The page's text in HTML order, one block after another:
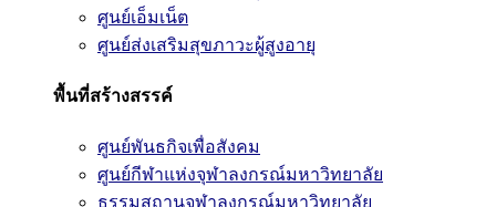
ศูนย์เอ็มเน็ต
ศูนย์ส่งเสริมสุขภาวะผู้สูงอายุ
พื้นที่สร้างสรรค์
ศูนย์พันธกิจเพื่อสังคม
ศูนย์กีฬาแห่งจุฬาลงกรณ์มหาวิทยาลัย
ธรรมสถานจุฬาลงกรณ์มหาวิทยาลัย